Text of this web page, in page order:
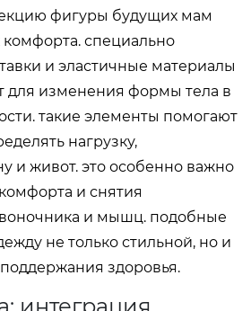
фигуры будущих мам
специально
и эластичные материалы
для изменения формы тела в
такие элементы помогают
нагрузку,
и живот. это особенно важно
и снятия
и мышц. подобные
не только стильной, но и
здоровья.